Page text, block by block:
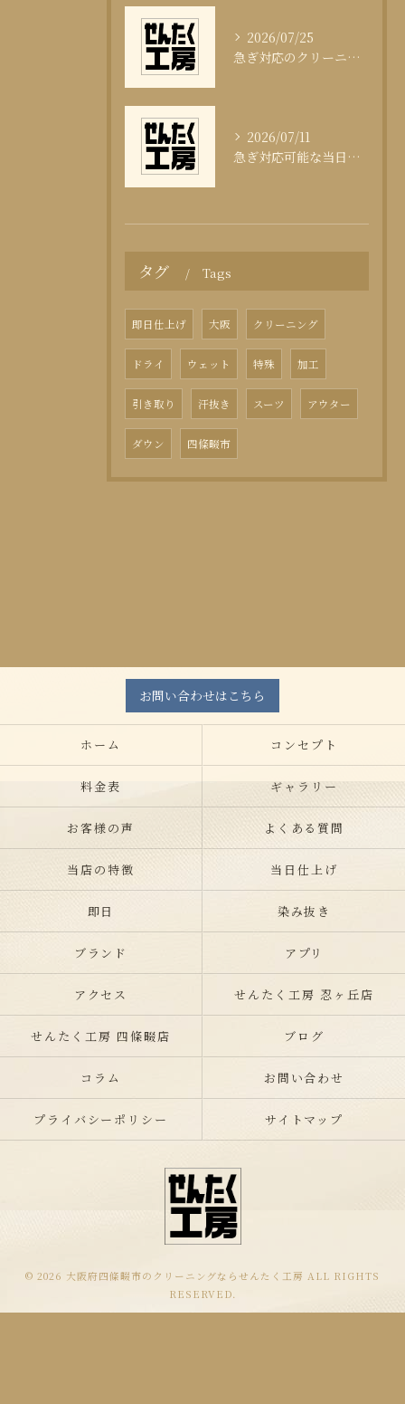
2026/07/25
急ぎ対応のクリーニング即日サービスの秘訣
2026/07/11
急ぎ対応可能な当日クリーニングの実態
タグ Tags
即日仕上げ 大阪 クリーニング
ドライ ウェット 特殊 加工
引き取り 汗抜き スーツ アウター
ダウン 四條畷市
お問い合わせはこちら
ホーム コンセプト
料金表 ギャラリー
お客様の声 よくある質問
当店の特徴 当日仕上げ
即日 染み抜き
ブランド アプリ
アクセス せんたく工房 忍ヶ丘店
せんたく工房 四條畷店 ブログ
コラム お問い合わせ
プライバシーポリシー サイトマップ
© 2026 大阪府四條畷市のクリーニングならせんたく工房 ALL RIGHTS
RESERVED.